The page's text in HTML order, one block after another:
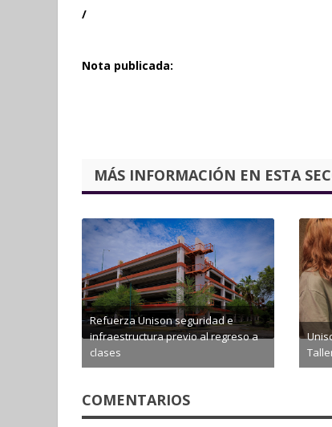
/
Nota publicada:
MÁS INFORMACIÓN EN ESTA
Refuerza Unison seguridad e
infraestructura previo al regreso a
clases
COMENTARIOS